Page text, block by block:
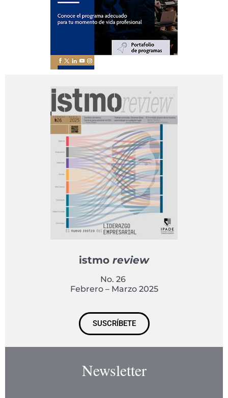
istmo review
No. 26
Febrero – Marzo 2025
SUSCRÍBETE
Newsletter